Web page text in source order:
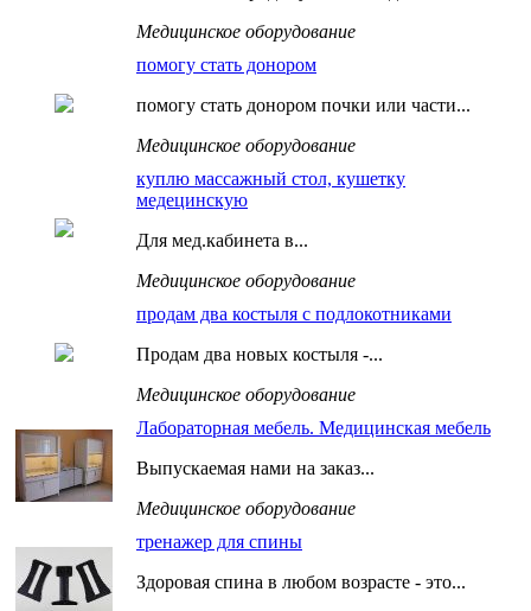
Медицинское оборудование
помогу стать донором
помогу стать донором почки или части...
Медицинское оборудование
куплю массажный стол, кушетку
медецинскую
Для мед.кабинета в...
Медицинское оборудование
продам два костыля c подлокотниками
Продам два новых костыля -...
Медицинское оборудование
Лабораторная мебель. Медицинская мебель
Выпускаемая нами на заказ...
Медицинское оборудование
тренажер для спины
Здоровая спина в любом возрасте - это...